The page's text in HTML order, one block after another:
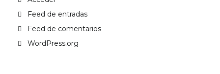
Feed de entradas
Feed de comentarios
WordPress.org